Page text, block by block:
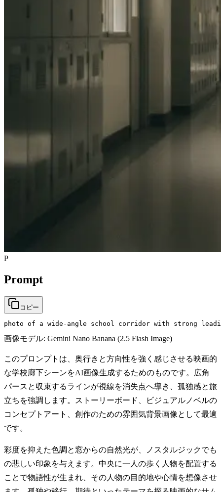
P
Prompt
コピー
photo of a wide-angle school corridor with strong
画像モデル: Gemini Nano Banana (2.5 Flash Image)
このプロンプトは、奥行きと方向性を強く感じさせる映画的
な学校廊下シーンをAI画像生成するためのものです。広角
パースと収束するラインが視線を消失点へ導き、孤独感と旅
立ちを強調します。ストーリーボード、ビジュアルノベルの
コンセプトアート、創作のための雰囲気背景画像として最適
です。
彩度を抑えた色調と窓からの自然光が、ノスタルジックでも
の悲しい印象を与えます。中央に一人の歩く人物を配置する
ことで物語性が生まれ、その人物の目的地や心情を想像させ